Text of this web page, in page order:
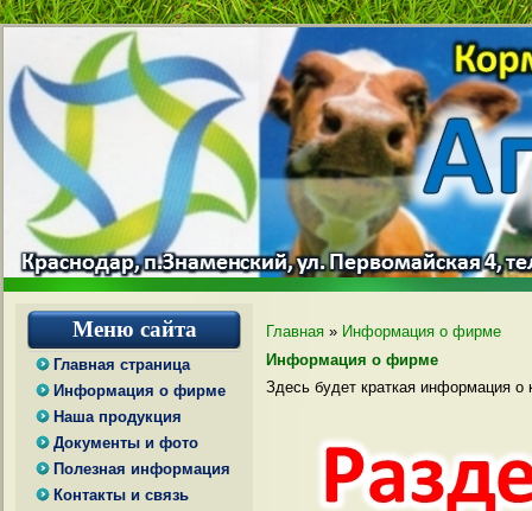
Меню сайта
Главная страница
Информация о фирме
Наша продукция
Документы и фото
Полезная информация
Контакты и связь
Главная » Информация о фирме
Информация о фирме
Здесь будет краткая информация о